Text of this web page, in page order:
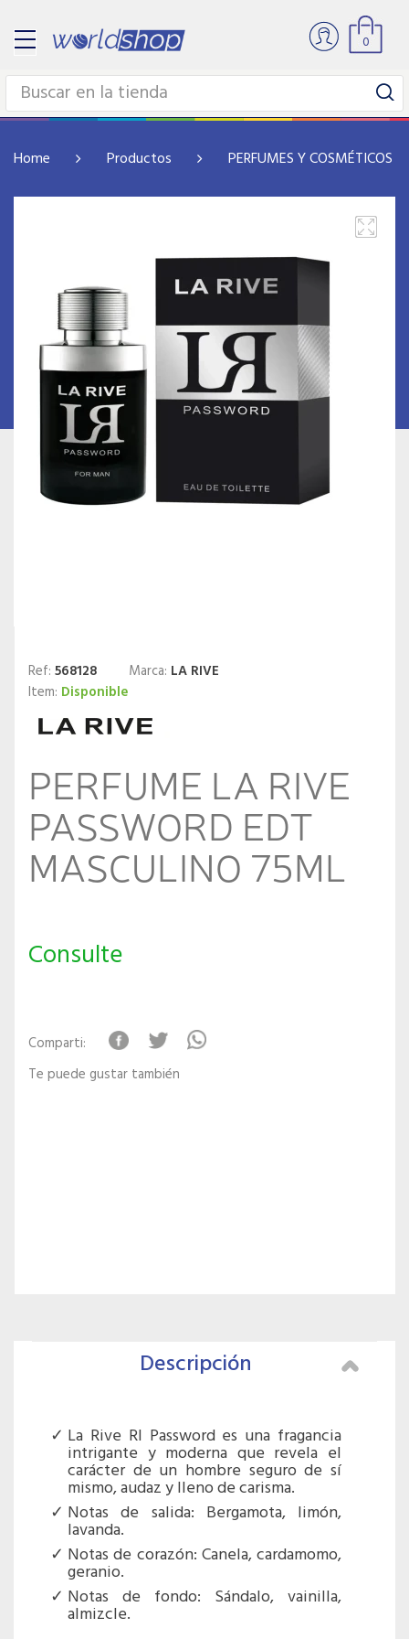
0
Home Productos PERFUMES Y COSMÉTICOS
Ref: 568128 Marca: LA RIVE
Item: Disponible
PERFUME LA RIVE
PASSWORD EDT
MASCULINO 75ML
Consulte
Comparti:
Te puede gustar también
Descripción
La Rive RI Password es una fragancia
intrigante y moderna que revela el
carácter de un hombre seguro de sí
mismo, audaz y lleno de carisma.
Notas de salida: Bergamota, limón,
lavanda.
Notas de corazón: Canela, cardamomo,
geranio.
Notas de fondo: Sándalo, vainilla,
almizcle.